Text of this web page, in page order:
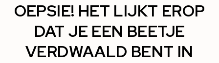
OEPSIE! HET LIJKT EROP
DAT JE EEN BEETJE
VERDWAALD BENT IN